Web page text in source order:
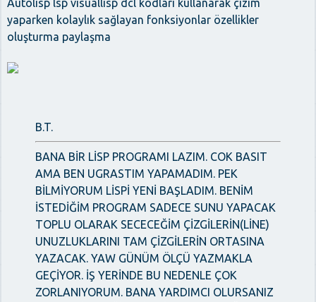
Autolisp lsp visuallisp dcl kodları kullanarak çizim
yaparken kolaylık sağlayan fonksiyonlar özellikler
oluşturma paylaşma
B.T.
BANA BİR LİSP PROGRAMI LAZIM. COK BASIT
AMA BEN UGRASTIM YAPAMADIM. PEK
BİLMİYORUM LİSPİ YENİ BAŞLADIM. BENİM
İSTEDİĞİM PROGRAM SADECE SUNU YAPACAK
TOPLU OLARAK SECECEĞİM ÇİZGİLERİN(LİNE)
UNUZLUKLARINI TAM ÇİZGİLERİN ORTASINA
YAZACAK. YAW GÜNÜM ÖLÇÜ YAZMAKLA
GEÇİYOR. İŞ YERİNDE BU NEDENLE ÇOK
ZORLANIYORUM. BANA YARDIMCI OLURSANIZ